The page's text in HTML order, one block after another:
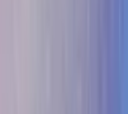
куратор будет
делать. Вы
ничего